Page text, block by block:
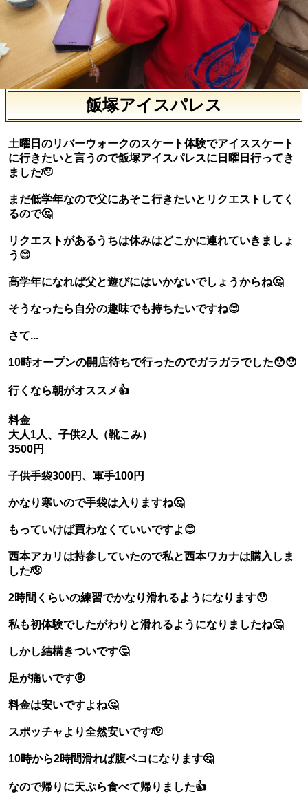
飯塚アイスパレス
土曜日のリバーウォークのスケート体験でアイススケート
に行きたいと言うので飯塚アイスパレスに日曜日行ってき
ました🫡
まだ低学年なので父にあそこ行きたいとリクエストしてく
るので🤔
リクエストがあるうちは休みはどこかに連れていきましょ
う😊
高学年になれば父と遊びにはいかないでしょうからね🤔
そうなったら自分の趣味でも持ちたいですね😊
さて...
10時オープンの開店待ちで行ったのでガラガラでした😯😯
行くなら朝がオススメ👍
料金
大人1人、子供2人（靴こみ）
3500円
子供手袋300円、軍手100円
かなり寒いので手袋は入りますね🤔
もっていけば買わなくていいですよ😊
西本アカリは持参していたので私と西本ワカナは購入しま
した🫡
2時間くらいの練習でかなり滑れるようになります😯
私も初体験でしたがわりと滑れるようになりましたね🤔
しかし結構きついです🤔
足が痛いです🤨
料金は安いですよね🤔
スポッチャより全然安いです🫡
10時から2時間滑れば腹ペコになります🤔
なので帰りに天ぷら食べて帰りました👍